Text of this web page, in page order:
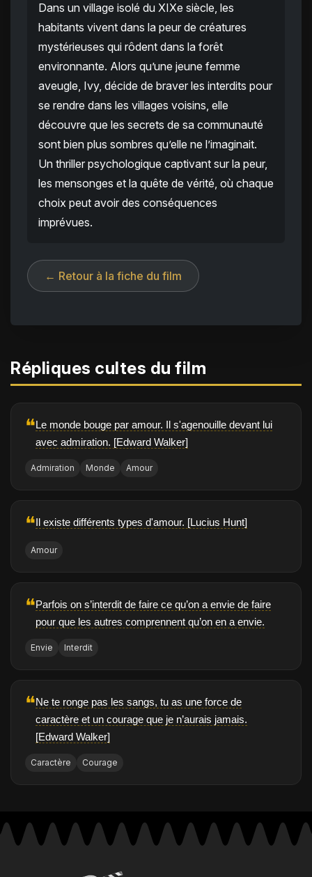
Dans un village isolé du XIXe siècle, les
habitants vivent dans la peur de créatures
mystérieuses qui rôdent dans la forêt
environnante. Alors qu’une jeune femme
aveugle, Ivy, décide de braver les interdits pour
se rendre dans les villages voisins, elle
découvre que les secrets de sa communauté
sont bien plus sombres qu’elle ne l’imaginait.
Un thriller psychologique captivant sur la peur,
les mensonges et la quête de vérité, où chaque
choix peut avoir des conséquences
imprévues.
← Retour à la fiche du film
Répliques cultes du film
❝Le monde bouge par amour. Il s'agenouille devant lui
avec admiration. [Edward Walker]
Admiration Monde Amour
❝Il existe différents types d'amour. [Lucius Hunt]
Amour
❝Parfois on s’interdit de faire ce qu’on a envie de faire
pour que les autres comprennent qu’on en a envie.
Envie Interdit
❝Ne te ronge pas les sangs, tu as une force de
caractère et un courage que je n’aurais jamais.
[Edward Walker]
Caractère Courage